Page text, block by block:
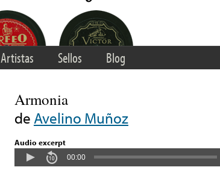
Artistas Sellos Blog
Armonia
de Avelino Muñoz
Audio excerpt
00:00